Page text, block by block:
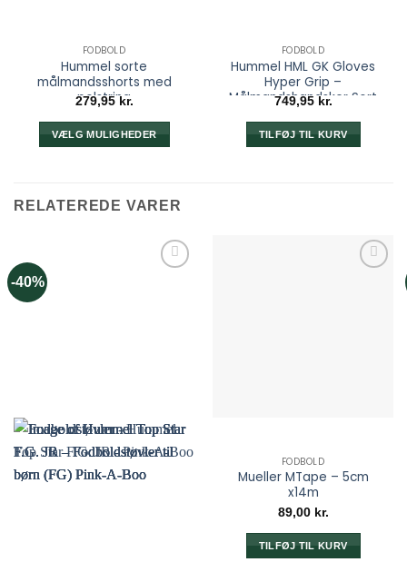
FODBOLD
Hummel sorte
målmandsshorts med
polstring
279,95 kr.
VÆLG MULIGHEDER
flere
Mulighederne
FODBOLD
Hummel HML GK Gloves
Hyper Grip –
Målmandshandsker Sort
749,95 kr.
TILFØJ TIL KURV
RELATEREDE VARER
-40%
FODBOLD
Mueller MTape – 5cm
x14m
89,00 kr.
TILFØJ TIL KURV